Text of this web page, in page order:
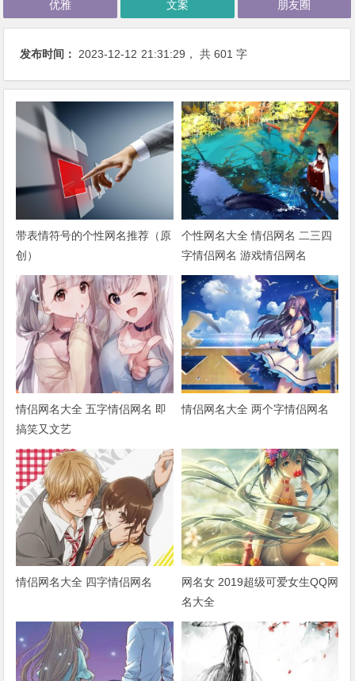
优雅 文案 朋友圈
发布时间： 2023-12-12 21:31:29 ， 共 601 字
带表情符号的个性网名推荐（原
创）
个性网名大全 情侣网名 二三四
字情侣网名 游戏情侣网名
情侣网名大全 五字情侣网名 即
搞笑又文艺
情侣网名大全 两个字情侣网名
情侣网名大全 四字情侣网名
网名女 2019超级可爱女生QQ网
名大全